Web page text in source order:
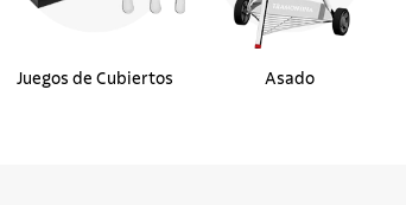
Juegos de Cubiertos Asado